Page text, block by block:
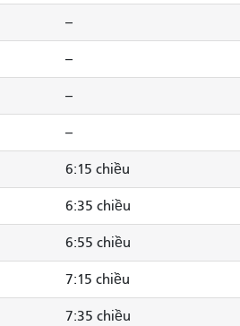
--
--
--
--
6:15 chiều
6:35 chiều
6:55 chiều
7:15 chiều
7:35 chiều